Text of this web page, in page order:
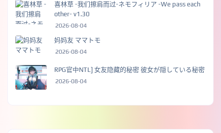
喜林草 -我们擦肩而过-ネモフィリア -We pass each
other- v1.30
2026-08-04
妈妈友 ママトモ
2026-08-04
RPG官中NTL] 女友隐藏的秘密 彼女が隠している秘密
2026-08-04